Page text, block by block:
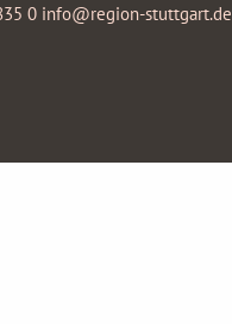
0 info@region-stuttgart.de